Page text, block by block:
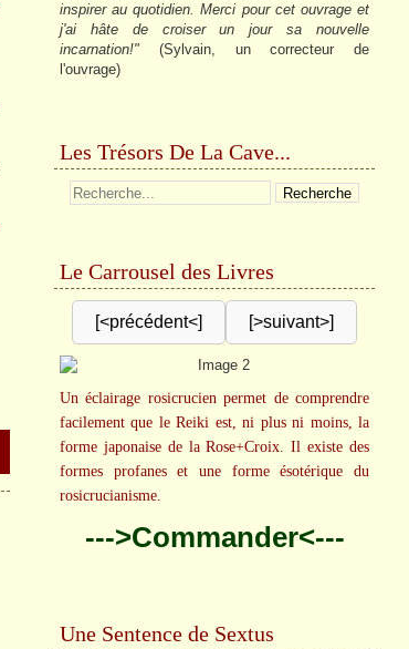
inspirer au quotidien. Merci pour cet ouvrage et
j'ai hâte de croiser un jour sa nouvelle
incarnation!" (Sylvain, un correcteur de
l'ouvrage)
Les Trésors De La Cave...
Le Carrousel des Livres
[<précédent<] [>suivant>]
Un éclairage rosicrucien permet de comprendre
facilement que le Reiki est, ni plus ni moins, la
forme japonaise de la Rose+Croix. Il existe des
formes profanes et une forme ésotérique du
rosicrucianisme.
--->Commander<---
Une Sentence de Sextus